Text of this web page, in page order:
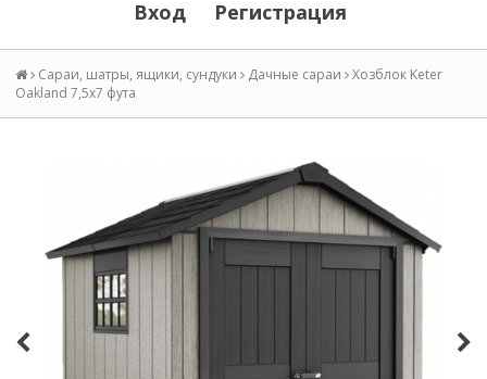
Вход Регистрация
Сараи, шатры, ящики, сундуки Дачные сараи
Хозблок Keter
Oakland 7,5x7 фута